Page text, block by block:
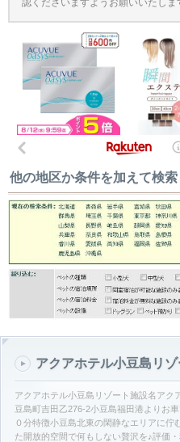
他の地区か条件を加えて検索
アクアホテル小豆島リ
アクアホテル小豆島リゾート施設名アク
豆島町吉田乙276-2小豆島福田港よりお
０分特徴小豆島北東の閑静なエリアに佇
た開放的空間で何もしない贅沢を♪評価